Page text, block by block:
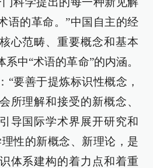
语的革命。”中国自主的经
心范畴、重要概念和基本
中“术语的革命”的内涵。
“要善于提炼标识性概念，
所理解和接受的新概念、
导国际学术界展开研究和
性的新概念、新理论，是
体系建构的着力点和着重